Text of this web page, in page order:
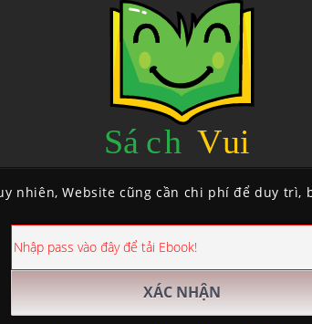
nhiên, Website cũng cần chi phí để duy